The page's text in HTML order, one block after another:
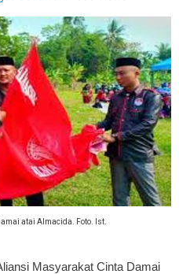
atai Almacida. Foto. Ist.
Masyarakat Cinta Damai